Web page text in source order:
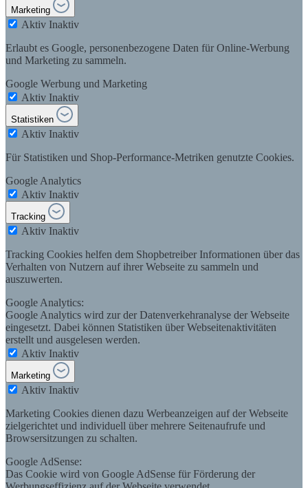
Marketing
Aktiv Inaktiv
Erlaubt es Google, personenbezogene Daten für Online-Werbung
und Marketing zu sammeln.
Google Werbung und Marketing
Aktiv Inaktiv
Statistiken
Aktiv Inaktiv
Für Statistiken und Shop-Performance-Metriken genutzte Cookies.
Google Analytics
Aktiv Inaktiv
Tracking
Aktiv Inaktiv
Tracking Cookies helfen dem Shopbetreiber Informationen über das
Verhalten von Nutzern auf ihrer Webseite zu sammeln und
auszuwerten.
Google Analytics:
Google Analytics wird zur der Datenverkehranalyse der Webseite
eingesetzt. Dabei können Statistiken über Webseitenaktivitäten
erstellt und ausgelesen werden.
Aktiv Inaktiv
Marketing
Aktiv Inaktiv
Marketing Cookies dienen dazu Werbeanzeigen auf der Webseite
zielgerichtet und individuell über mehrere Seitenaufrufe und
Browsersitzungen zu schalten.
Google AdSense:
Das Cookie wird von Google AdSense für Förderung der